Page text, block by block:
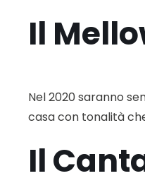
Il
Nel 2020 saranno
casa con tonalità
Il